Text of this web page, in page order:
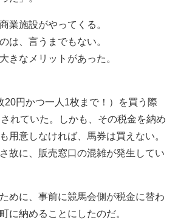
業施設がやってくる。
は、言うまでもない。
きなメリットがあった。
20円かつ一人1枚まで！）を買う際
れていた。しかも、その税金を納め
用意しなければ、馬券は買えない。
故に、販売窓口の混雑が発生してい
めに、事前に競馬会側が税金に替わ
に納めることにしたのだ。